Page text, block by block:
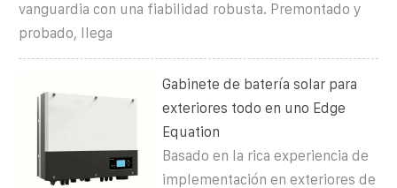
vanguardia con una fiabilidad robusta. Premontado y
probado, llega
Gabinete de batería solar para
exteriores todo en uno Edge
Equation
Basado en la rica experiencia de
implementación en exteriores de